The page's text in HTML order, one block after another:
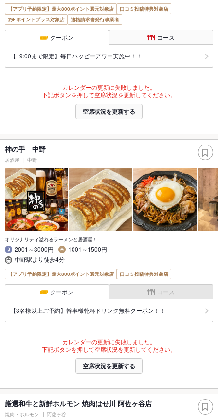
【アプリ予約限定】最大800ポイント還元対象店
口コミ投稿特典対象店
ポイントプラス対象店
適格請求書発行事業者
クーポン コース
【19:00まで限定】毎日ハッピーアワー実施中！！！
カレンダーの更新に失敗しました。
下記ボタンを押して空席状況を更新してください。
空席状況を更新する
神の手 中野
居酒屋 中野
オリジナリティ溢れるラーメンと居酒屋！
2001～3000円
1001～1500円
中野駅より徒歩4分
【アプリ予約限定】最大800ポイント還元対象店 口コミ投稿特典対象店
クーポン コース
【3名様以上ご予約】幹事様乾杯ドリンク無料クーポン！！
カレンダーの更新に失敗しました。
下記ボタンを押して空席状況を更新してください。
空席状況を更新する
厳選和牛と新鮮ホルモン 焼肉はせ川 阿佐ヶ谷店
焼肉・ホルモン 阿佐ヶ谷